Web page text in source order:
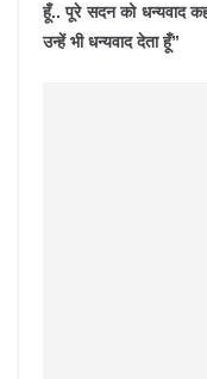
हूँ.. पूरे सदन को धन्यवाद
उन्हें भी धन्यवाद देता हूँ”